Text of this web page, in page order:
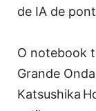
de IA de
O notebook
Grande
Katsushika